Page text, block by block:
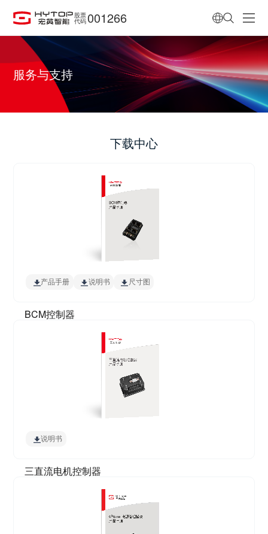
股票
代码 001266
服务与支持
下载中心
产品手册 说明书 尺寸图
BCM控制器
说明书
三直流电机控制器